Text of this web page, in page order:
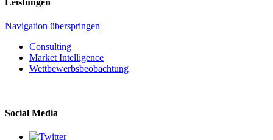
Navigation überspringen
Consulting
Market Intelligence
Wettbewerbs­beobachtung
Social Media